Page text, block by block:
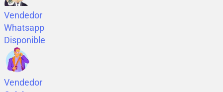
Vendedor
Whatsapp
Disponible
Vendedor